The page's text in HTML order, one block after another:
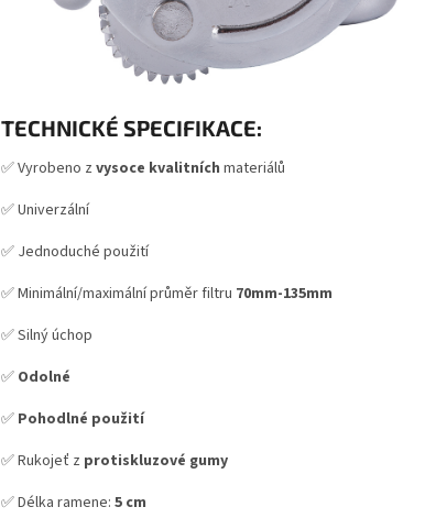
TECHNICKÉ SPECIFIKACE:
✅ Vyrobeno z vysoce kvalitních materiálů
✅ Univerzální
✅ Jednoduché použití
✅ Minimální/maximální průměr filtru 70mm-135mm
✅ Silný úchop
✅ Odolné
✅ Pohodlné použití
✅ Rukojeť z protiskluzové gumy
✅ Délka ramene: 5 cm